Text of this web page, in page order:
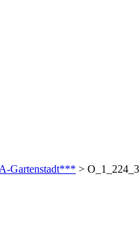
Gartenstadt*** > O_1_224_3